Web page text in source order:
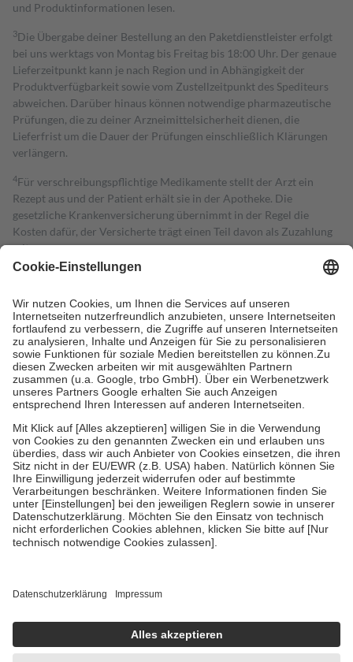
und Produktinformationen lesen.
3Die Übergabe deiner Bestellung an den Paketdienstleister erfolgt
bei uns werktags von Montag bis Freitag bis 18:00 Uhr. Der genaue
Lieferzeitpunkt kann je nach Region und in Abhängigkeit der
Produktverfügbarkeit sowie vom Zustellzeitpunkt des Spediteurs
abweichen. Darüber hinaus können notwendige pharmazeutische
Prüfungen, die zu deiner Arzneimittelsicherheit dienen, die
Lieferfrist um die Dauer der Prüfungen einschließlich Klärungen
verlängern.
4Für verschreibungspflichtige Medikamente stellt der Arzt ein
Rezept aus und der Patient erhält sie in der Apotheke. Die
gesetzliche Krankenversicherung übernimmt in der Regel die
Kosten dafür, der Versicherte trägt einen Teil davon als Zuzahlung
mit.
Grundsätzlich leisten Mitglieder Zuzahlungen in Höhe von zehn
höchstens zehn Euro.
Es sind jedoch nie mehr als die tatsächlichen
Kosten der Leistung zu entrichten.
Diese Regeln gelten grundsätzlich auch für Online-Apotheken.
Bei Heilmitteln und häuslicher Krankenpflege beträgt die
Zuzahlung zehn Prozent der Kosten sowie zehn Euro je
Verordnung.
Um das Engagement der Versicherten für ihre eigene Gesundheit zu
stärken und die besondere Stellung der Familie zu unterstützen,
fallenkeine Zuzahlungenan bei:
• Kindern und Jugendlichen bis zum vollendeten 18. Lebensjahr
mit Ausnahme der Fahrkosten
• Untersuchungen zur Vorsorge und Früherkennung, die von der
GKV getragen werden
• empfohlenen Schutzimpfungen
• Harn- und Blutteststreifen
getroffen, um sicherzustellen, dass es sich um echte Bewertungen
https://help.etrusted.com/hc/de/articles/4419944605341
Einige Bilder und Inhalte wurden unter Zuhilfenahme künstlicher